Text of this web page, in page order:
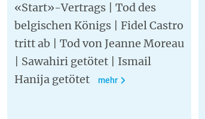
«Start»-Vertrags | Tod des
belgischen Königs | Fidel Castro
tritt ab | Tod von Jeanne Moreau
| Sawahiri getötet | Ismail
Hanija getötet
mehr